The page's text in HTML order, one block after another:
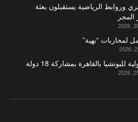
وروابط الرياضية يستقبلون بعثة
المجر
لمحاربات “بهية”
بالقاهرة بمشاركة 18 دولة